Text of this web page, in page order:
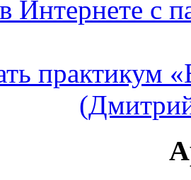
Интернете с
практикум